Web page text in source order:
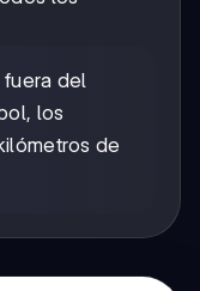
del
los
de